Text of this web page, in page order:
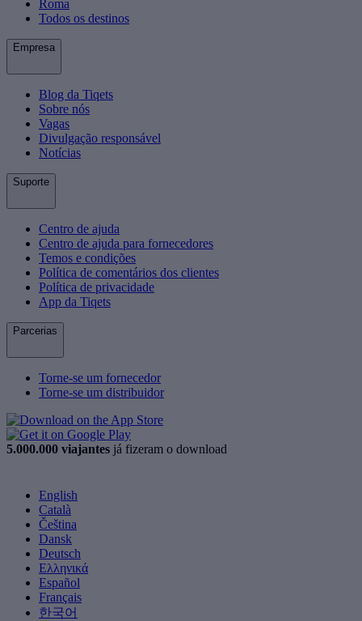
Roma
Todos os destinos
Empresa
Blog da Tiqets
Sobre nós
Vagas
Divulgação responsável
Notícias
Suporte
Centro de ajuda
Centro de ajuda para fornecedores
Temos e condições
Política de comentários dos clientes
Política de privacidade
App da Tiqets
Parcerias
Torne-se um fornecedor
Torne-se um distribuidor
5.000.000 viajantes já fizeram o download
English
Català
Čeština
Dansk
Deutsch
Ελληνικά
Español
Français
한국어